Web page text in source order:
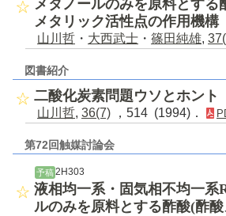
メタノールのみを原料とす
メタリック活性点の作用機構
山川哲 ・ 大西武士 ・ 篠田純雄,
図書紹介
二酸化炭素問題ウソとホント
山川哲, 36(7) ，514 (1994)．
第72回触媒討論会
予稿 2H303
液相均一系・固気相不均一
ルのみを原料とする酢酸(酢